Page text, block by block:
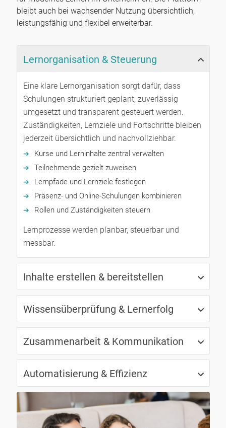
bleibt auch bei wachsender Nutzung übersichtlich,
leistungsfähig und flexibel erweiterbar.
Lernorganisation & Steuerung
Eine klare Lernorganisation sorgt dafür, dass
Schulungen strukturiert geplant, zuverlässig
umgesetzt und transparent gesteuert werden.
Zuständigkeiten, Lernziele und Fortschritte bleiben
jederzeit übersichtlich und nachvollziehbar.
Kurse und Lerninhalte zentral verwalten
Teilnehmende gezielt zuweisen
Lernpfade und Lernziele festlegen
Präsenz- und Online-Schulungen kombinieren
Rollen und Zuständigkeiten steuern
Lernprozesse werden planbar, steuerbar und
messbar.
Inhalte erstellen & bereitstellen
Wissensüberprüfung & Lernerfolg
Zusammenarbeit & Kommunikation
Automatisierung & Effizienz